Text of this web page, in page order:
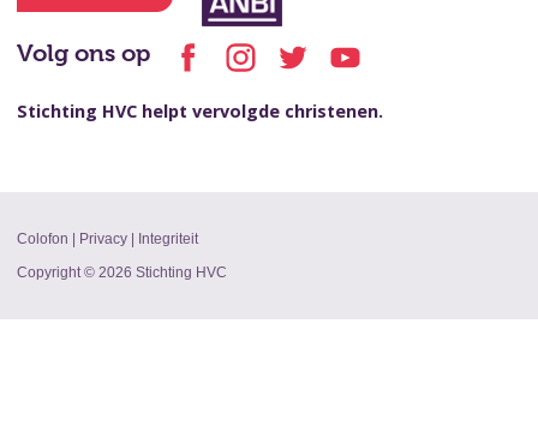
Volg ons op
Stichting HVC helpt vervolgde christenen.
Colofon Privacy|
Integriteit
Copyright © 2026 Stichting HVC